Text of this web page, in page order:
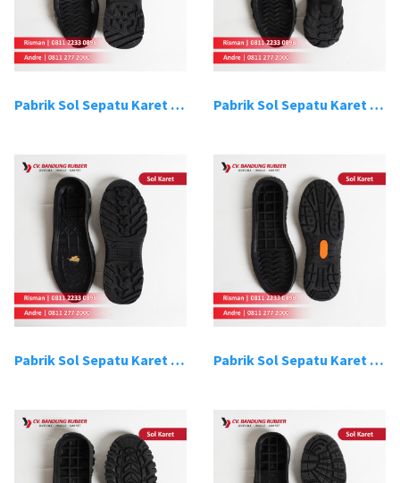
Pabrik Sol Sepatu Karet Bandung 7 Pabrik Sol Sepatu Karet Bandung 8
Pabrik Sol Sepatu Karet Bandung 9 Pabrik Sol Sepatu Karet Bandung 10